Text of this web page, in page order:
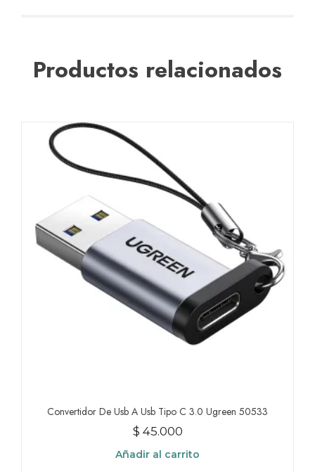
Productos relacionados
Convertidor De Usb A Usb Tipo C 3.0 Ugreen 50533
$ 45.000
Añadir al carrito